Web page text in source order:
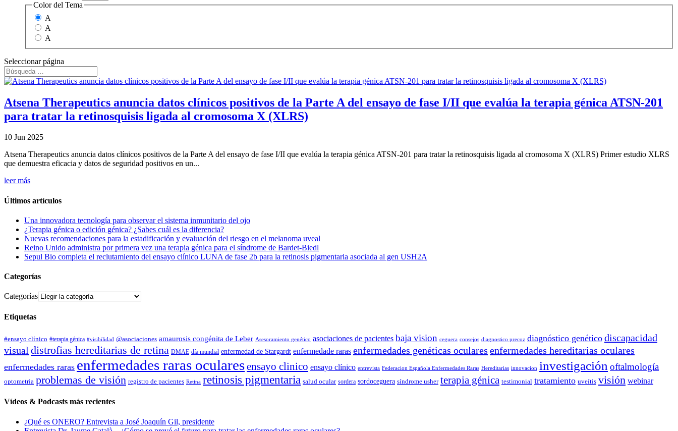
Color del Tema
A
A
A
Seleccionar página
Atsena Therapeutics anuncia datos clínicos positivos de la Parte A del ensayo de fase I/II que evalúa la terapia génica ATSN-201
para tratar la retinosquisis ligada al cromosoma X (XLRS)
10 Jun 2025
Atsena Therapeutics anuncia datos clínicos positivos de la Parte A del ensayo de fase I/II que evalúa la terapia génica ATSN-201 para tratar la retinosquisis ligada al cromosoma X (XLRS) Primer estudio XLRS
que demuestra eficacia y datos de seguridad positivos en un...
leer más
Últimos artículos
Una innovadora tecnología para observar el sistema inmunitario del ojo
¿Terapia génica o edición génica? ¿Sabes cuál es la diferencia?
Nuevas recomendaciones para la estadificación y evaluación del riesgo en el melanoma uveal
Reino Unido administra por primera vez una terapia génica para el síndrome de Bardet-Biedl
Sepul Bio completa el reclutamiento del ensayo clínico LUNA de fase 2b para la retinosis pigmentaria asociada al gen USH2A
Categorías
Categorías
Etiquetas
#ensayo clínico #terapia génica #visibilidad @asociaciones amaurosis congénita de Leber Asesoramiento genético asociaciones de pacientes baja vision ceguera consejos diagnostico precoz diagnóstico genético discapacidad
visual distrofias hereditarias de retina DMAE día mundial enfermedad de Stargardt enfermedade raras enfermedades genéticas oculares enfermedades hereditarias oculares
enfermedades raras enfermedades raras ocularesensayo clinico ensayo clínico entrevista Federacion Española Enfermedades Raras Hereditarias innovacion investigación oftalmología
optometria problemas de visión registro de pacientes Retina retinosis pigmentaria salud ocular sordera sordoceguera síndrome usher terapia génica testimonial tratamiento uveítis visión webinar
Vídeos & Podcasts más recientes
¿Qué es ONERO? Entrevista a José Joaquín Gil, presidente